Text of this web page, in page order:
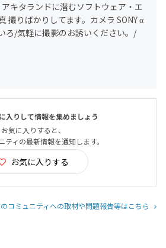
キタランドに潜むソフトウェア・エ
撮りばかりしてます。カメラ SONY α
ろ/気軽に撮影のお誘いください。/
入りして情報を集めましょう
お気に入りすると、
ティの最新情報を通知します。
お気に入りする
のコミュニティへの取材や問題報告等はこちら